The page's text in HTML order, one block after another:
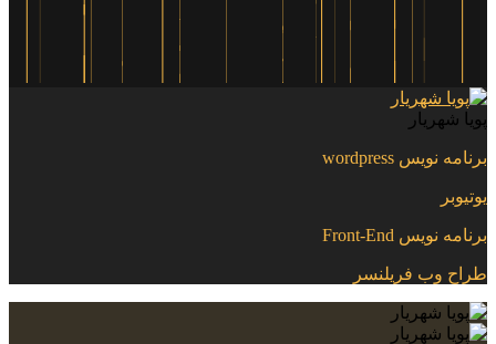
پویا شهریار
برنامه نویس wordpress
یوتیوبر
برنامه نویس Front-End
طراح وب فریلنسر